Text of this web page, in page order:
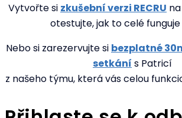
Vytvořte si zkušební verzi RECRU
otestujte, jak to celé funguje
Nebo si zarezervujte si bezplatné
setkání s Patricí
z našeho týmu, která vás celou